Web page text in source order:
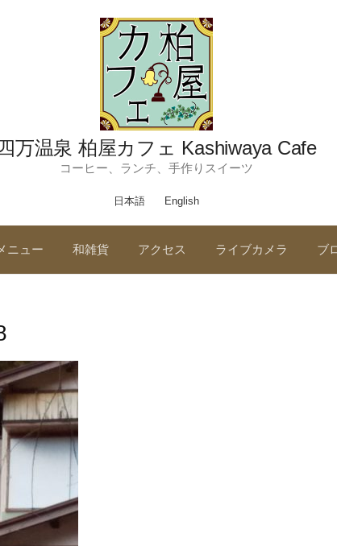
四万温泉 柏屋カフェ Kashiwaya Cafe
コーヒー、ランチ、手作りスイーツ
日本語 English
ニュー 和雑貨 アクセス ライブカメラ ブ